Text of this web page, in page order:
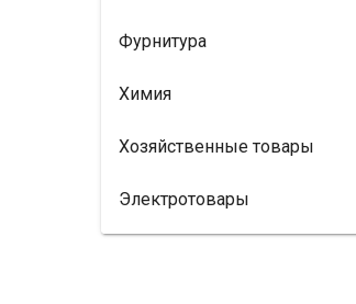
Фурнитура
Химия
Хозяйственные товары
Электротовары